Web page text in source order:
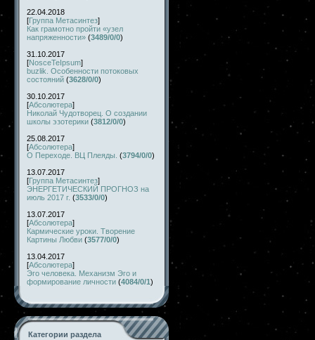
22.04.2018
[Группа Метасинтез]
Как грамотно пройти «узел
напряженности» (3489/0/0)
31.10.2017
[NosceTeIpsum]
buzlik. Особенности потоковых
состояний (3628/0/0)
30.10.2017
[Абсолютера]
Николай Чудотворец. О создании
школы эзотерики (3812/0/0)
25.08.2017
[Абсолютера]
О Переходе. ВЦ Плеяды. (3794/0/0)
13.07.2017
[Группа Метасинтез]
ЭНЕРГЕТИЧЕСКИЙ ПРОГНОЗ на
июль 2017 г. (3533/0/0)
13.07.2017
[Абсолютера]
Кармические уроки. Творение
Картины Любви (3577/0/0)
13.04.2017
[Абсолютера]
Эго человека. Механизм Эго и
формирование личности (4084/0/1)
Категории раздела